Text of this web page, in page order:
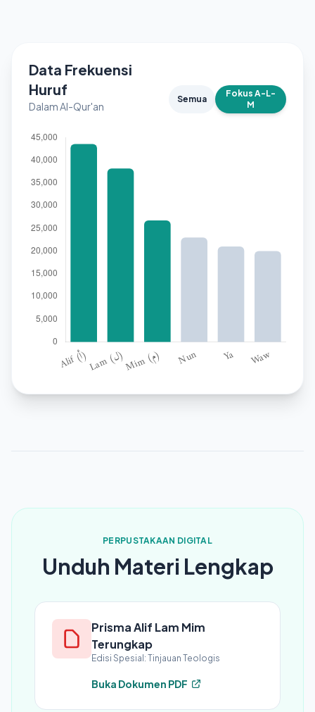
Data Frekuensi
Huruf
Dalam Al-Qur'an
Semua
Fokus A-L-
M
PERPUSTAKAAN DIGITAL
Unduh Materi Lengkap
Prisma Alif Lam Mim
Terungkap
Edisi Spesial: Tinjauan Teologis
Buka Dokumen PDF